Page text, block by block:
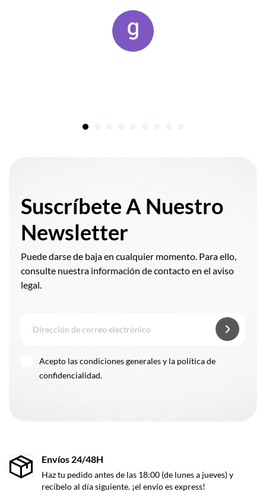
Suscríbete A Nuestro
Newsletter
Puede darse de baja en cualquier momento. Para ello,
consulte nuestra información de contacto en el aviso
legal.
Acepto las condiciones generales y la política de
confidencialidad.
Envíos 24/48H
Haz tu pedido antes de las 18:00 (de lunes a jueves) y
recíbelo al día siguiente. ¡el envío es express!